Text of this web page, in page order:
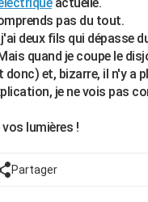
pas du tout.
deux fils qui dépasse
quand je coupe le
et, bizarre, il n'y a
je ne vois pas
lumières !
Partager